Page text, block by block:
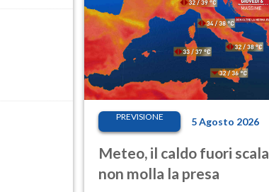
PREVISIONE 5 Agosto 2026
Meteo, il caldo fuori scala
non molla la presa